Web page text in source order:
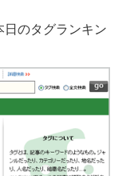
日のタグランキン